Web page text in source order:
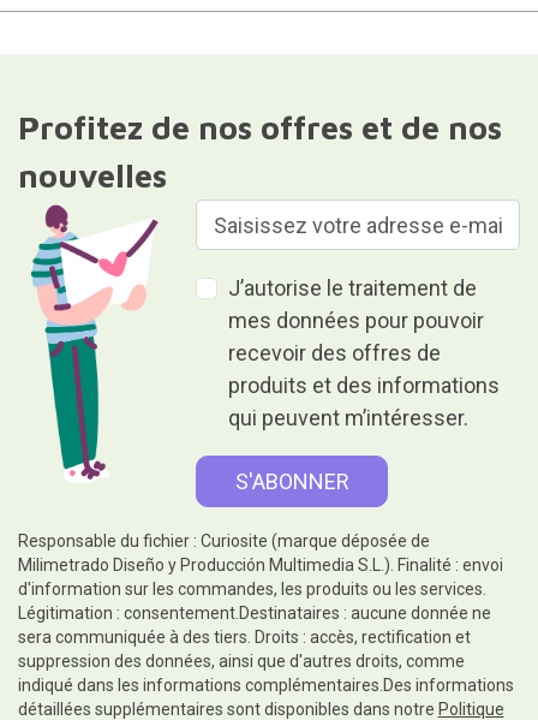
Profitez de nos offres et de nos
nouvelles
J’autorise le traitement de
mes données pour pouvoir
recevoir des offres de
produits et des informations
qui peuvent m’intéresser.
Responsable du fichier : Curiosite (marque déposée de
Milimetrado Diseño y Producción Multimedia S.L.). Finalité : envoi
d'information sur les commandes, les produits ou les services.
Légitimation : consentement.Destinataires : aucune donnée ne
sera communiquée à des tiers. Droits : accès, rectification et
suppression des données, ainsi que d'autres droits, comme
indiqué dans les informations complémentaires.Des informations
détaillées supplémentaires sont disponibles dans notre Politique